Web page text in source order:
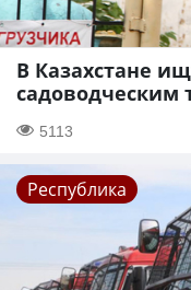
В Казахстане
садоводческим
5113
Республика